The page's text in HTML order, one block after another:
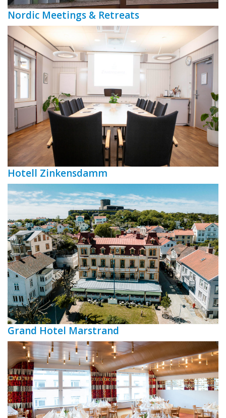
Nordic Meetings & Retreats
Hotell Zinkensdamm
Grand Hotel Marstrand